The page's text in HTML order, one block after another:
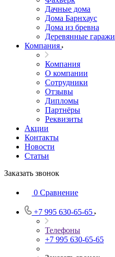
Дачные дома
Дома Барнхаус
Дома из бревна
Деревянные гаражи
Компания
Компания
О компании
Сотрудники
Отзывы
Дипломы
Партнёры
Реквизиты
Акции
Контакты
Новости
Статьи
Заказать звонок
0 Сравнение
+7 995 630-65-65
Телефоны
+7 995 630-65-65